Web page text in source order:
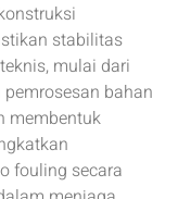
stabilitas
mulai dari
bahan
membentuk
fouling secara